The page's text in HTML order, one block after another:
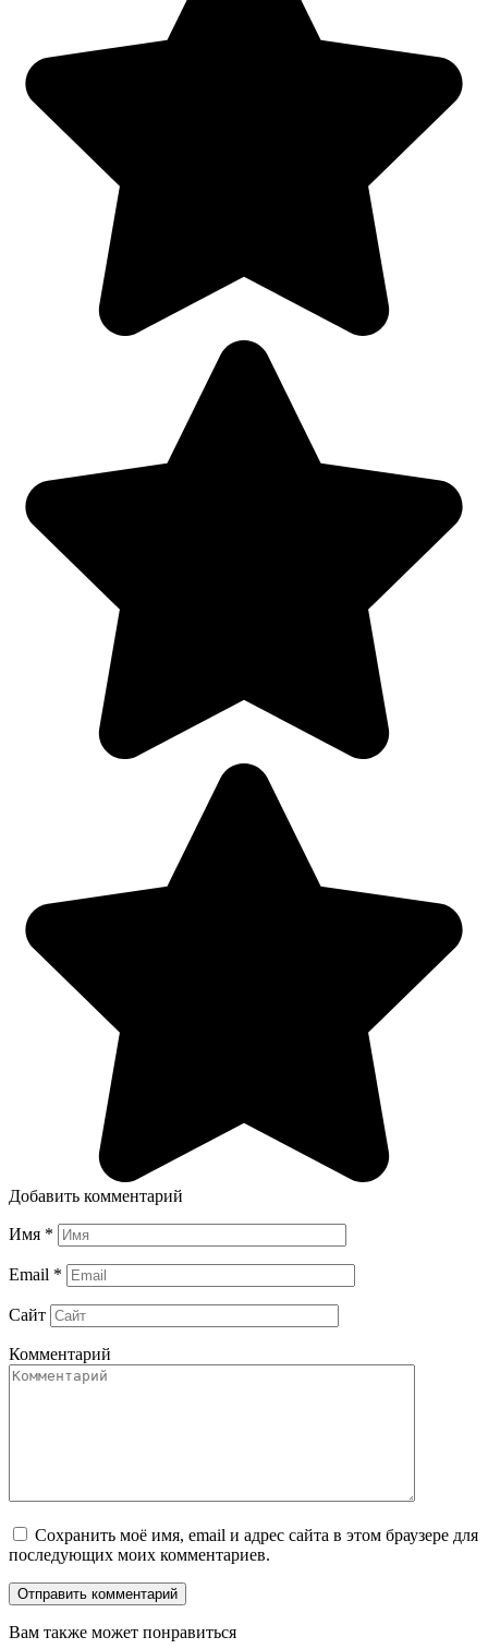
Добавить комментарий
Имя *
Email *
Сайт
Комментарий
Сохранить моё имя, email и адрес сайта в этом браузере для
последующих моих комментариев.
Вам также может понравиться